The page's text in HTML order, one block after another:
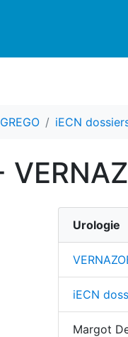
iECN
Urologie
iECN
Margot